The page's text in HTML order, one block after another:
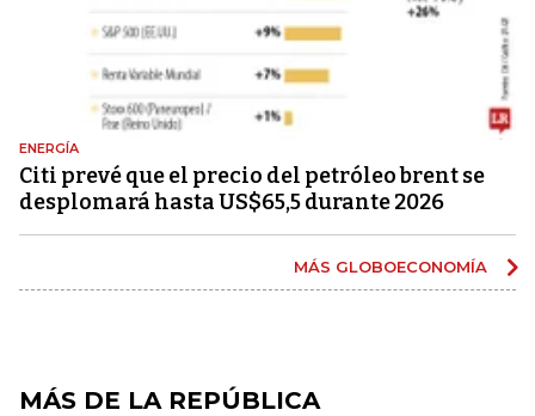
ENERGÍA
Citi prevé que el precio del petróleo brent se
desplomará hasta US$65,5 durante 2026
MÁS GLOBOECONOMÍA
MÁS DE LA REPÚBLICA